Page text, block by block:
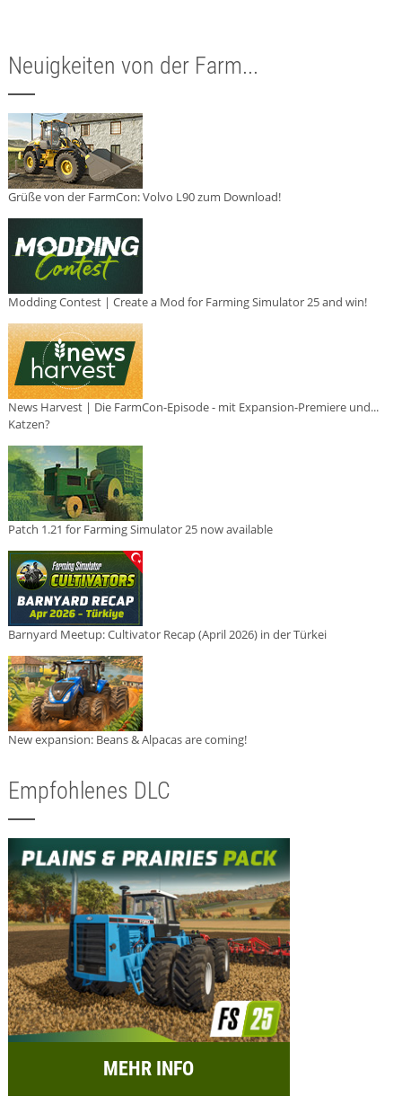
Neuigkeiten von der Farm...
Grüße von der FarmCon: Volvo L90 zum Download!
Modding Contest | Create a Mod for Farming Simulator 25 and win!
News Harvest | Die FarmCon-Episode - mit Expansion-Premiere und...
Katzen?
Patch 1.21 for Farming Simulator 25 now available
Barnyard Meetup: Cultivator Recap (April 2026) in der Türkei
New expansion: Beans & Alpacas are coming!
Empfohlenes DLC
MEHR INFO